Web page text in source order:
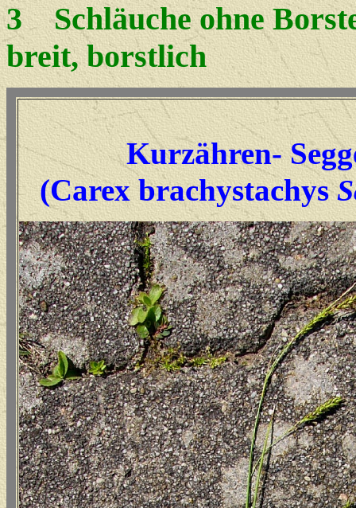
3Schläuche ohne
breit, borstlich
Kurzähren-
(Carex brachystachys